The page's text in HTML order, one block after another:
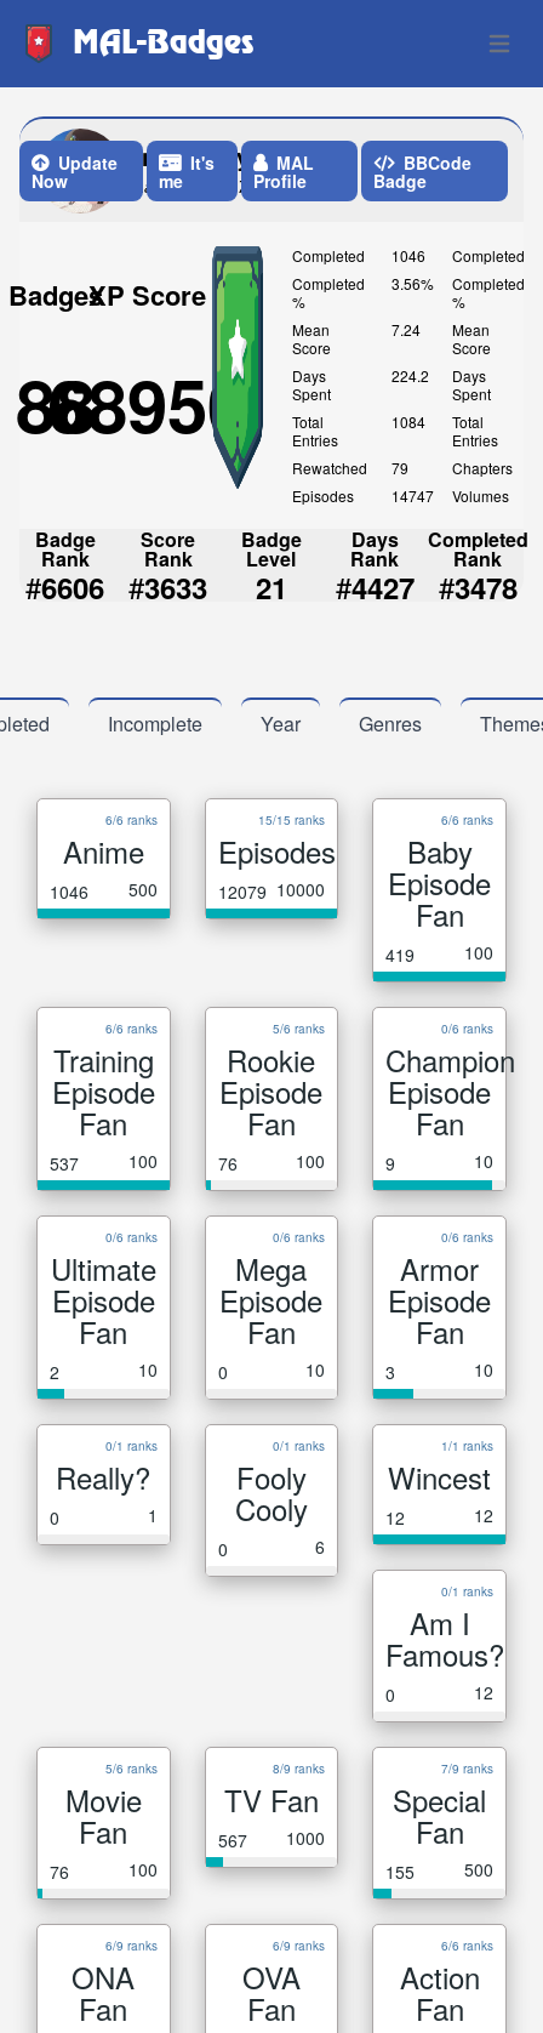
MAL-Badges Open
indrarizkyrama24
Last Update: 7 Days ago
Update
Now
It's
me
MAL
Profile
BBCode
Badge
Badges
88
XP Score
68950
Completed
1046
Completed
%
3.56%
Mean
Score
7.24
Days
Spent
224.2
Total
Entries
1084
Rewatched
79
Episodes
14747
Completed
Completed
%
Mean
Score
Days
Spent
Total
Entries
Chapters
Volumes
Badge
Rank
#6606
Score
Rank
#3633
Badge
Level
21
Days
Rank
#4427
Completed
Rank
#3478
Incomplete Year Genres
6/6 ranks
Anime
1046 500
15/15 ranks
Episodes
12079 10000
6/6 ranks
Baby
Episode
Fan
419 100
6/6 ranks
Training
Episode
Fan
537 100
5/6 ranks
Rookie
Episode
Fan
76 100
0/6 ranks
Champion
Episode
Fan
9 10
0/6 ranks
Ultimate
Episode
Fan
2 10
0/6 ranks
Mega
Episode
Fan
0 10
0/6 ranks
Armor
Episode
Fan
3 10
0/1 ranks
Really?
0 1
0/1 ranks
Fooly
Cooly
0 6
1/1 ranks
Wincest
12 12
0/1 ranks
Am I
Famous?
0 12
5/6 ranks
Movie
Fan
76 100
8/9 ranks
TV Fan
567 1000
7/9 ranks
Special
Fan
155 500
6/9 ranks
ONA
Fan
6/9 ranks
OVA
Fan
6/6 ranks
Action
Fan